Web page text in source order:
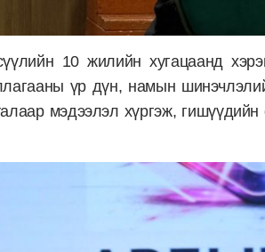
10 жилийн хугацаанд
үр дүн, намын
мэдээлэл хүргэж, гишүүдийн